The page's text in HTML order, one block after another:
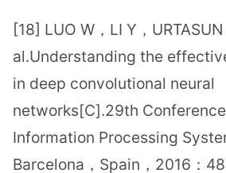
[18] LUO W，LI Y，
al.Understanding the
in deep convolutional neural
networks[C].29th
Information Processing
Barcelona，Spain，2016：